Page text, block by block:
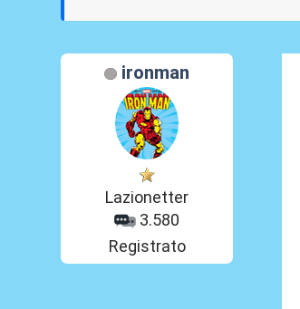
ironman
Lazionetter
3.580
Registrato